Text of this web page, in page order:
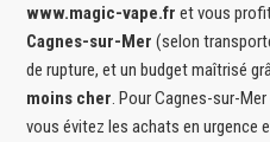
www.magic-vape.fr et vous
Cagnes-sur-Mer (selon
de rupture, et un budget maîtrisé
moins cher . Pour Cagnes-sur-
vous évitez les achats en urgence